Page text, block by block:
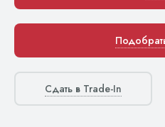
Сдать в Trade-In